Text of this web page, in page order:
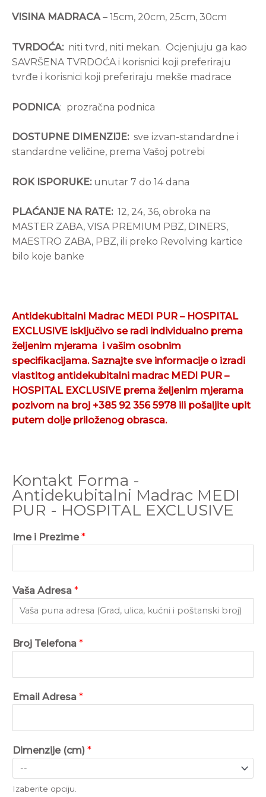
VISINA MADRACA– 15cm, 20cm, 25cm, 30cm
TVRDOĆA:niti tvrd, niti mekan. Ocjenjuju ga kao
SAVRŠENA TVRDOĆA i korisnici koji preferiraju
tvrđe i korisnici koji preferiraju mekše madrace
PODNICA: prozračna podnica
DOSTUPNE DIMENZIJE:sve izvan-standardne i
standardne veličine, prema Vašoj potrebi
ROK ISPORUKE:unutar 7 do 14 dana
PLAĆANJE NA RATE: 12, 24, 36, obroka na
MASTER ZABA, VISA PREMIUM PBZ, DINERS,
MAESTRO ZABA, PBZ, ili preko Revolving kartice
bilo koje banke
Antidekubitalni Madrac MEDI PUR – HOSPITAL
EXCLUSIVE isključivo se radi individualno prema
željenim mjerama i vašim osobnim
specifikacijama. Saznajte sve informacije o izradi
vlastitog antidekubitalni madrac MEDI PUR –
HOSPITAL EXCLUSIVE prema željenim mjerama
pozivom na broj +385 92 356 5978 ili pošaljite upit
putem dolje priloženog obrasca.
Kontakt Forma -
Antidekubitalni Madrac MEDI
PUR - HOSPITAL EXCLUSIVE
Ime i Prezime*
Vaša Adresa *
Broj Telefona *
Email Adresa *
Dimenzije (cm) *
Izaberite opciju.